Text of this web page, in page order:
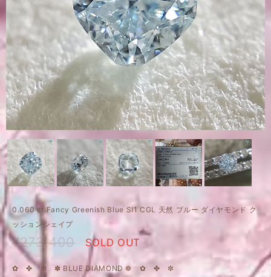
0.060 ct Fancy Greenish Blue SI1 CGL 天然 ブルー ダイヤモンド ク
ッションシェイプ
¥273,400 SOLD OUT
✿ ✤ ✼ ✽ BLUE DIAMOND ❁ ✿ ✤ ✼